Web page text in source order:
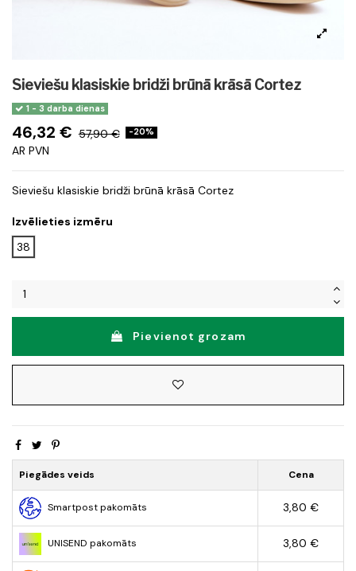
Sieviešu klasiskie bridži brūnā krāsā Cortez
1 - 3 darba dienas
46,32 € 57,90 € -20%
AR PVN
Sieviešu klasiskie bridži brūnā krāsā Cortez
Izvēlieties izmēru
38
Pievienot grozam
Piegādes veids Cena
Smartpost pakomāts 3,80 €
UNISEND pakomāts 3,80 €